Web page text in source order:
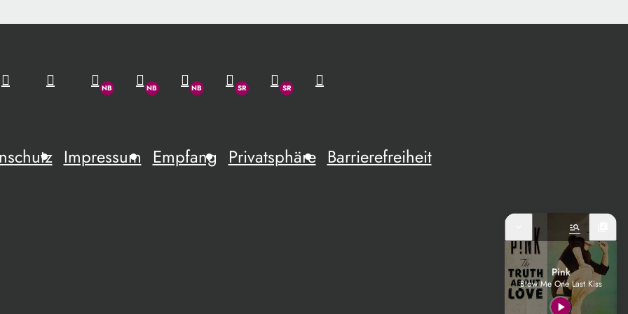
Impressum Empfang Privatsphäre Barrierefreiheit
manage_search
Pink
Blow Me One Last Kiss
play_arrow